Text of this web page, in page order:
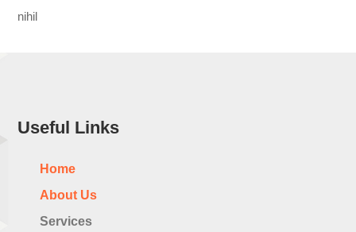
nihil
Useful Links
Home
About Us
Services